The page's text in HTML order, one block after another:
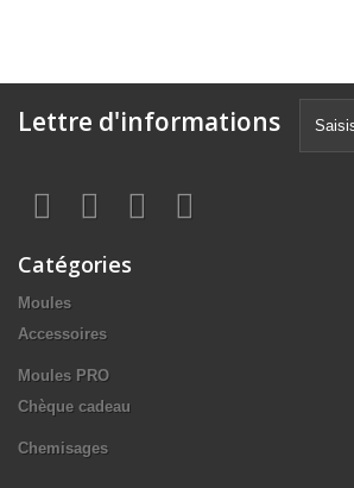
Lettre d'informations
Catégories
Moules
Accessoires
Moules PRO
Chèque cadeau
Chemisages